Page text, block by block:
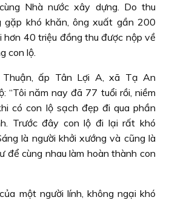
Nhà nước xây dựng. Do thu
gặp khó khăn, ông xuất gần 200
hơn 40 triệu đồng thu được nộp về
con lộ.
Thuận, ấp Tân Lợi A, xã Tạ An
“Tôi năm nay đã 77 tuổi rồi, niềm
có con lộ sạch đẹp đi qua phần
Trước đây con lộ đi lại rất khó
là người khởi xướng và cũng là
để cùng nhau làm hoàn thành con
một người lính, không ngại khó